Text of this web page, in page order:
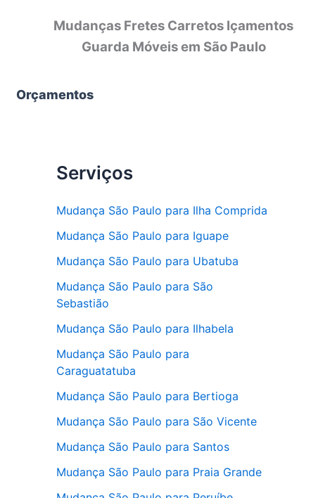
Mudanças Fretes Carretos Içamentos
Guarda Móveis em São Paulo
Orçamentos
Serviços
Mudança São Paulo para Ilha Comprida
Mudança São Paulo para Iguape
Mudança São Paulo para Ubatuba
Mudança São Paulo para São
Sebastião
Mudança São Paulo para Ilhabela
Mudança São Paulo para
Caraguatatuba
Mudança São Paulo para Bertioga
Mudança São Paulo para São Vicente
Mudança São Paulo para Santos
Mudança São Paulo para Praia Grande